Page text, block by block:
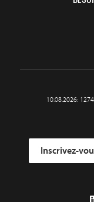
10.08.2026:
Inscrivez-